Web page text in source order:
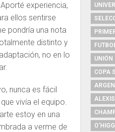
experiencia,
ellos sentirse
pondría una nota
distinto y
no en lo
nunca es fácil
vivía el equipo.
estoy en una
a verme de
UNIÓN
COPA